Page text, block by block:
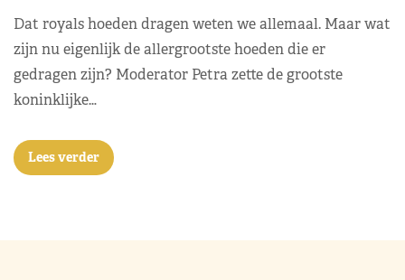
Dat royals hoeden dragen weten we allemaal. Maar wat
zijn nu eigenlijk de allergrootste hoeden die er
gedragen zijn? Moderator Petra zette de grootste
koninklijke…
Lees verder